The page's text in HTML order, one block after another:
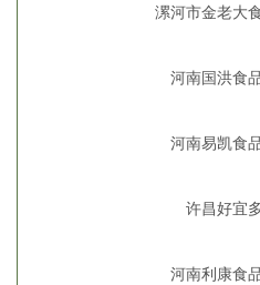
漯河市金老大
河南国洪食
河南易凯食
许昌好宜
河南利康食